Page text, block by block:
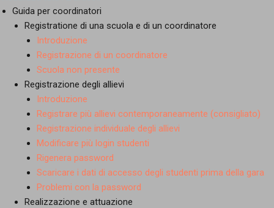
Guida per coordinatori
Registratione di una scuola e di un coordinatore
Introduzione
Registrazione di un coordinatore
Scuola non presente
Registrazione degli allievi
Introduzione
Registrare più allievi contemporaneamente (consigliato)
Registrazione individuale degli allievi
Modificare più login studenti
Rigenera password
Scaricare i dati di accesso degli studenti prima della gara
Problemi con la password
Realizzazione e attuazione